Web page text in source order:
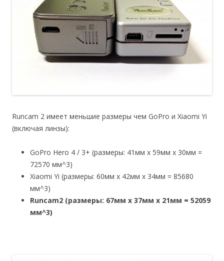
Runcam 2 имеет меньшие размеры чем GoPro и Xiaomi Yi
(включая линзы):
GoPro Hero 4 / 3+ (размеры: 41мм x 59мм x 30мм =
72570 мм^3)
Xiaomi Yi (размеры: 60мм x 42мм x 34мм = 85680
мм^3)
Runcam2 (размеры: 67мм x 37мм x 21мм = 52059
мм^3)